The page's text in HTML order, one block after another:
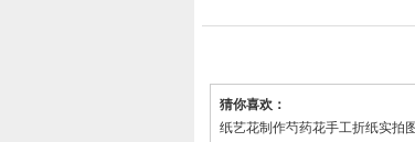
猜你喜欢：
纸艺花制作芍药花手工折纸实拍